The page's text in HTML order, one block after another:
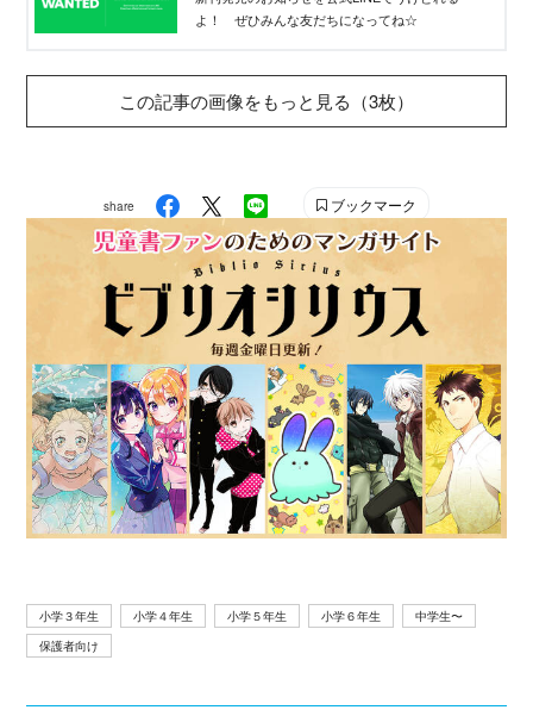
よ！ ぜひみんな友だちになってね☆
この記事の画像をもっと見る（3枚）
share ブックマーク
小学３年生 小学４年生 小学５年生 小学６年生
中学生〜
保護者向け